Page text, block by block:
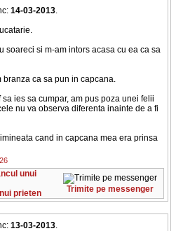
14-03-2013.
soareci si m-am intors acasa cu ea ca sa
branza ca sa pun in capcana.
ies sa cumpar, am pus poza unei felii
nu va observa diferenta inainte de a fi
cand in capcana mea era prinsa
prieten
Trimite pe messenger
13-03-2013.